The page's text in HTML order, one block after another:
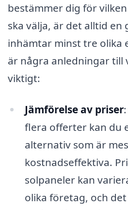
bestämmer dig för
ska välja, är det alltid en
inhämtar minst tre olika
är några anledningar till
viktigt:
Jämförelse av priser
flera offerter kan du
alternativ som är
kostnadseffektiva.
solpaneler kan
olika företag, och